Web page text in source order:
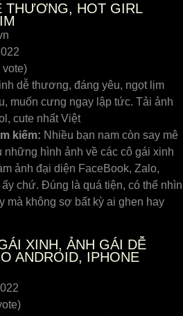
THƯƠNG, HOT GIRL
vote)
dễ thương, đáng yêu, ngọt lịm
muốn cưng ngay lập tức. Tải ảnh
cute nhất Việt
kiếm: Nhiều bạn nam còn say mê
những hình ảnh về các cô gái xinh
ảnh đại diện FaceBook, Zalo,
chứ. Đúng là quá tiện, có thể nhìn
mà không sợ bất kỳ ai ghen hay
XINH, ẢNH GÁI DỄ
ANDROID, IPHONE